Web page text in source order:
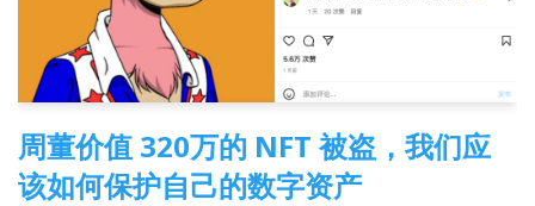
周董价值 320万的 NFT 被盗，我们应
该如何保护自己的数字资产